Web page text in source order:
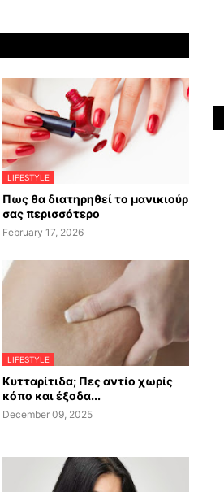
LIFESTYLE
Πως θα διατηρηθεί το μανικιούρ
σας περισσότερο
February 17, 2026
LIFESTYLE
Κυτταρίτιδα; Πες αντίο χωρίς
κόπο και έξοδα...
December 09, 2025